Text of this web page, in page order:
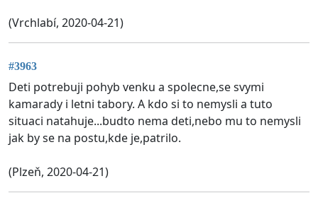
(Vrchlabí, 2020-04-21)
#3963
Deti potrebuji pohyb venku a spolecne,se svymi
kamarady i letni tabory. A kdo si to nemysli a tuto
situaci natahuje...budto nema deti,nebo mu to nemysli
jak by se na postu,kde je,patrilo.
(Plzeň, 2020-04-21)